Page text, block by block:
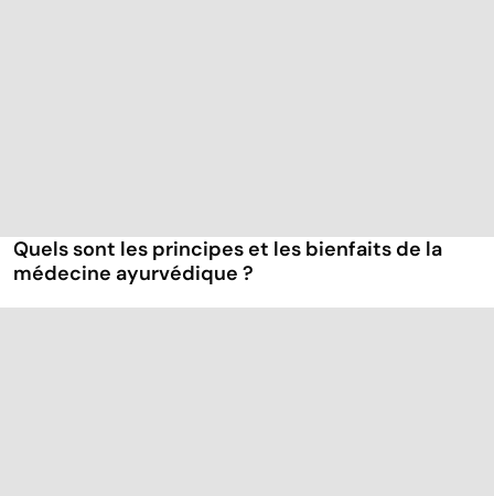
Quels sont les principes et les bienfaits de la
médecine ayurvédique ?